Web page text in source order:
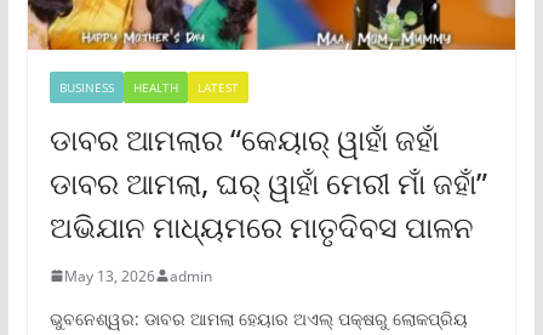
BUSINESS HEALTH LATEST
ଡାବର ଆମଲାର “କେୟାର୍ ୱାହାଁ ଜହାଁ
ଡାବର ଆମଲା, ଘର୍ ୱାହାଁ ମେରୀ ମାଁ ଜହାଁ”
ଅଭିଯାନ ମାଧ୍ୟମରେ ମାତୃଦିବସ ପାଳନ
May 13, 2026 admin
ଭୁବନେଶ୍ୱର: ଡାବର ଆମଲା ହେୟାର ଅଏଲ୍ ପକ୍ଷରୁ ଲୋକପ୍ରିୟ